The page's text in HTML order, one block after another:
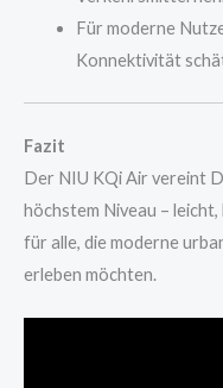
Für moderne
Konnektivität
Fazit
Der NIU KQi Air vereint
höchstem Niveau –
für alle, die moderne
erleben möchten.